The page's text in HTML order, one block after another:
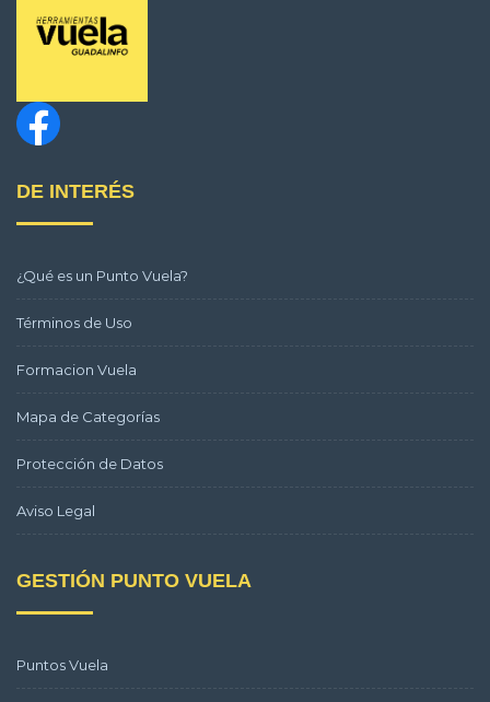
DE INTERÉS
¿Qué es un Punto Vuela?
Términos de Uso
Formacion Vuela
Mapa de Categorías
Protección de Datos
Aviso Legal
GESTIÓN PUNTO VUELA
Puntos Vuela